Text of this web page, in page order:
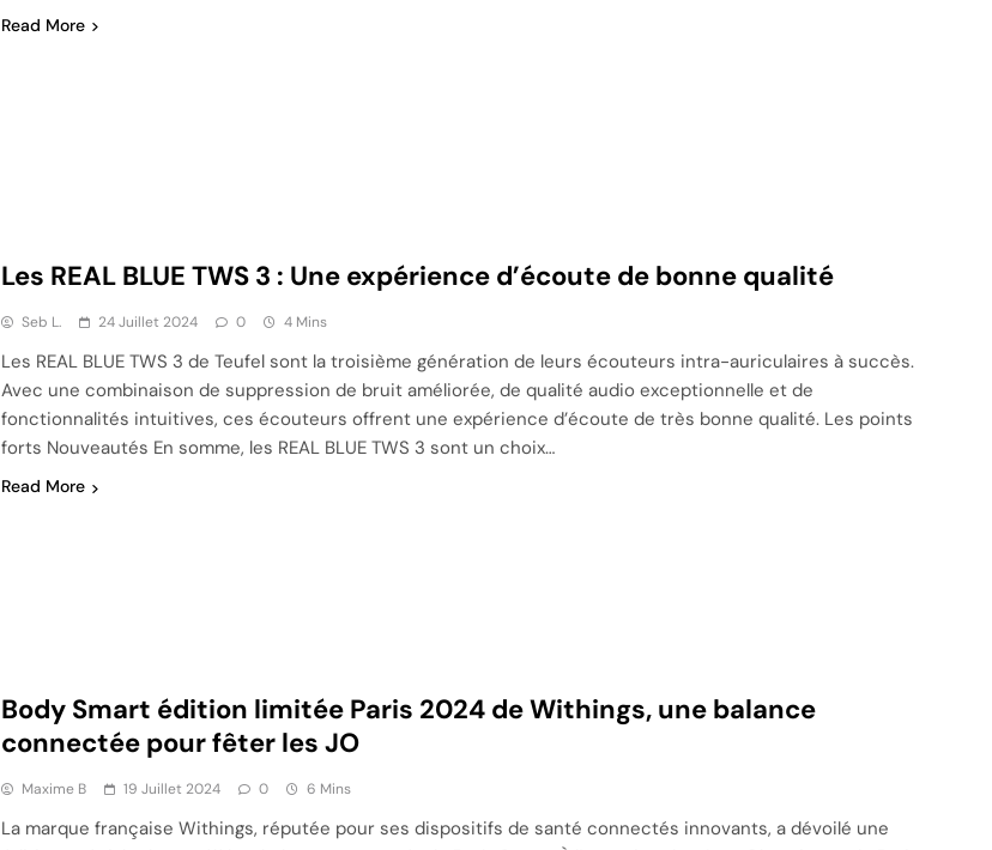
Read More
Les REAL BLUE TWS 3 : Une expérience d’écoute de bonne qualité
Seb L. 24 Juillet 2024 0 4 Mins
Les REAL BLUE TWS 3 de Teufel sont la troisième génération de leurs écouteurs intra-auriculaires à succès.
Avec une combinaison de suppression de bruit améliorée, de qualité audio exceptionnelle et de
fonctionnalités intuitives, ces écouteurs offrent une expérience d’écoute de très bonne qualité. Les points
forts Nouveautés En somme, les REAL BLUE TWS 3 sont un choix…
Read More
Body Smart édition limitée Paris 2024 de Withings, une balance
connectée pour fêter les JO
Maxime B 19 Juillet 2024 0 6 Mins
La marque française Withings, réputée pour ses dispositifs de santé connectés innovants, a dévoilé une